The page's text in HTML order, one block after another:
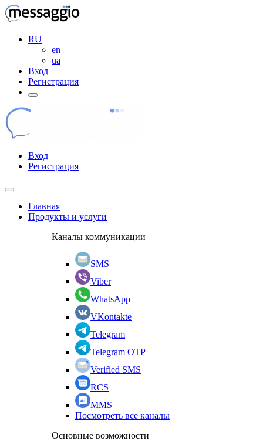
RU
en
ua
Вход
Регистрация
Вход
Регистрация
Главная
Продукты и услуги
Каналы коммуникации
SMS
Viber
WhatsApp
VKontakte
Telegram
Telegram OTP
Verified SMS
RCS
MMS
Посмотреть все каналы
Основные возможности